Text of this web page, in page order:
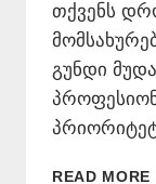
თქვენს
გუნდი
READ MORE